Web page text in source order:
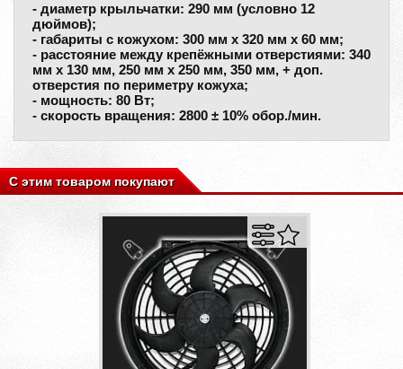
- диаметр крыльчатки: 290 мм (условно 12
дюймов);
- габариты с кожухом: 300 мм х 320 мм х 60 мм;
- расстояние между крепёжными отверстиями: 340
мм x 130 мм, 250 мм х 250 мм, 350 мм, + доп.
отверстия по периметру кожуха;
- мощность: 80 Вт;
- скорость вращения: 2800 ± 10% обор./мин.
С этим товаром покупают